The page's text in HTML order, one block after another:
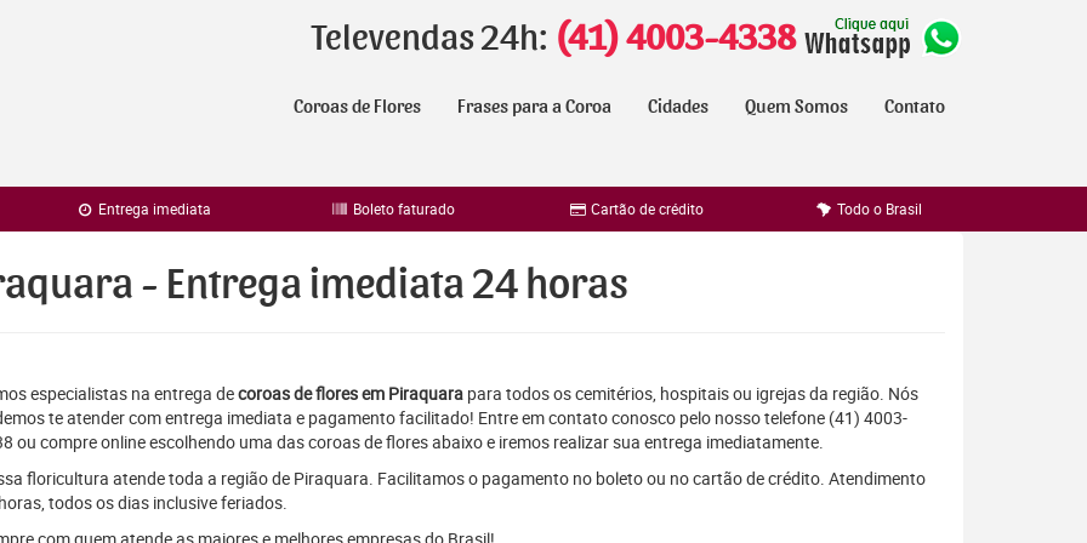
Televendas 24h: (41) 4003-4338
Coroas de Flores Frases para a Coroa Cidades Quem Somos Contato
Entrega imediata Boleto faturado Cartão de crédito Todo o Brasil
- Entrega imediata 24 horas
especialistas na entrega decoroas de flores em Piraquara para todos os cemitérios, hospitais ou igrejas da região. Nós
te atender com entrega imediata e pagamento facilitado! Entre em contato conosco pelo nosso telefone (41) 4003-
ou compre online escolhendo uma das coroas de flores abaixo e iremos realizar sua entrega imediatamente.
floricultura atende toda a região de Piraquara. Facilitamos o pagamento no boleto ou no cartão de crédito. Atendimento
todos os dias inclusive feriados.